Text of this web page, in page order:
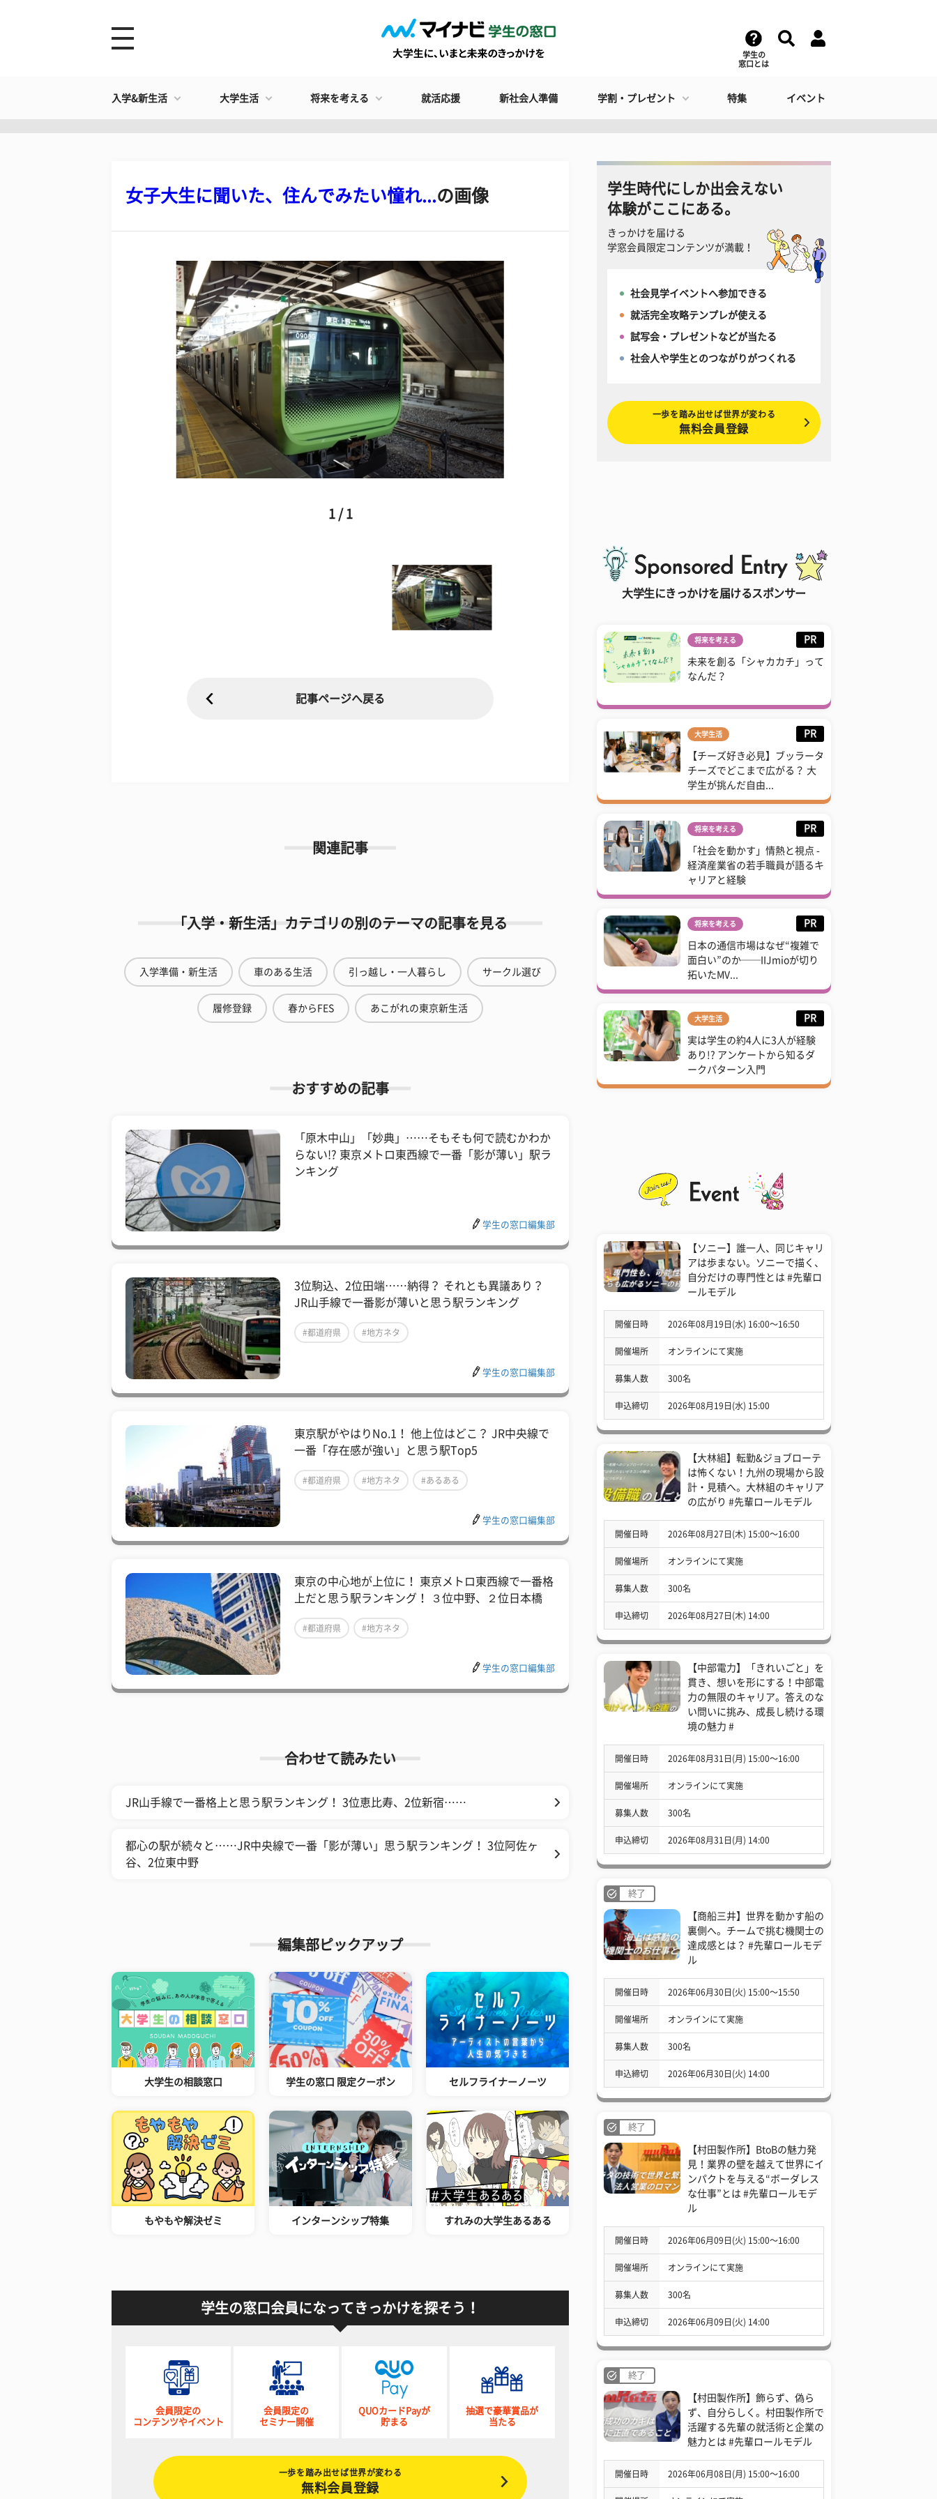
学生の
窓口とは
入学&新生活 大学生活 将来を考える 就活応援 新社会人準備 学割・プレゼント 特集 イベント
女子大生に聞いた、住んでみたい憧れ...の画像
1 / 1
記事ページへ戻る
関連記事
「入学・新生活」カテゴリの別のテーマの記事を見る
入学準備・新生活 車のある生活 引っ越し・一人暮らし サークル選び
履修登録 春からFES あこがれの東京新生活
おすすめの記事
「原木中山」「妙典」……そもそも何で読むかわか
らない!? 東京メトロ東西線で一番「影が薄い」駅ラ
ンキング
学生の窓口編集部
3位駒込、2位田端……納得？ それとも異議あり？
JR山手線で一番影が薄いと思う駅ランキング
#都道府県 #地方ネタ
学生の窓口編集部
東京駅がやはりNo.1！ 他上位はどこ？ JR中央線で
一番「存在感が強い」と思う駅Top5
#都道府県 #地方ネタ #あるある
学生の窓口編集部
東京の中心地が上位に！ 東京メトロ東西線で一番格
上だと思う駅ランキング！ ３位中野、２位日本橋
#都道府県 #地方ネタ
学生の窓口編集部
合わせて読みたい
JR山手線で一番格上と思う駅ランキング！ 3位恵比寿、2位新宿……
都心の駅が続々と……JR中央線で一番「影が薄い」思う駅ランキング！ 3位阿佐ヶ
谷、2位東中野
編集部ピックアップ
大学生の相談窓口 学生の窓口 限定クーポン セルフライナーノーツ
もやもや解決ゼミ インターンシップ特集 すれみの大学生あるある
学生の窓口会員になってきっかけを探そう！
会員限定の
コンテンツやイベント
会員限定の
セミナー開催
QUOカードPayが
貯まる
抽選で豪華賞品が
当たる
一歩を踏み出せば世界が変わる
無料会員登録
学生時代にしか出会えない
体験がここにある。
きっかけを届ける
学窓会員限定コンテンツが満載！
社会見学イベントへ参加できる
就活完全攻略テンプレが使える
試写会・プレゼントなどが当たる
社会人や学生とのつながりがつくれる
一歩を踏み出せば世界が変わる
無料会員登録
大学生にきっかけを届けるスポンサー
将来を考える PR
未来を創る「シャカカチ」って
なんだ？
大学生活 PR
【チーズ好き必見】ブッラータ
チーズでどこまで広がる？ 大
学生が挑んだ自由...
将来を考える PR
「社会を動かす」情熱と視点 -
経済産業省の若手職員が語るキ
ャリアと経験
将来を考える PR
日本の通信市場はなぜ“複雑で
面白い”のか──IIJmioが切り
拓いたMV...
大学生活 PR
実は学生の約4人に3人が経験
あり!? アンケートから知るダ
ークパターン入門
【ソニー】誰一人、同じキャリ
アは歩まない。ソニーで描く、
自分だけの専門性とは #先輩ロ
ールモデル
開催日時 2026年08月19日(水) 16:00〜16:50
開催場所 オンラインにて実施
募集人数 300名
申込締切 2026年08月19日(水) 15:00
【大林組】転勤&ジョブローテ
は怖くない！九州の現場から設
計・見積へ。大林組のキャリア
の広がり #先輩ロールモデル
開催日時 2026年08月27日(木) 15:00〜16:00
開催場所 オンラインにて実施
募集人数 300名
申込締切 2026年08月27日(木) 14:00
【中部電力】「きれいごと」を
貫き、想いを形にする！中部電
力の無限のキャリア。答えのな
い問いに挑み、成長し続ける環
境の魅力 #
開催日時 2026年08月31日(月) 15:00〜16:00
開催場所 オンラインにて実施
募集人数 300名
申込締切 2026年08月31日(月) 14:00
終了
【商船三井】世界を動かす船の
裏側へ。チームで挑む機関士の
達成感とは？ #先輩ロールモデ
ル
開催日時 2026年06月30日(火) 15:00〜15:50
開催場所 オンラインにて実施
募集人数 300名
申込締切 2026年06月30日(火) 14:00
終了
【村田製作所】BtoBの魅力発
見！業界の壁を越えて世界にイ
ンパクトを与える“ボーダレス
な仕事”とは #先輩ロールモデ
ル
開催日時 2026年06月09日(火) 15:00〜16:00
開催場所 オンラインにて実施
募集人数 300名
申込締切 2026年06月09日(火) 14:00
終了
【村田製作所】飾らず、偽ら
ず、自分らしく。村田製作所で
活躍する先輩の就活術と企業の
魅力とは #先輩ロールモデル
開催日時 2026年06月08日(月) 15:00〜16:00